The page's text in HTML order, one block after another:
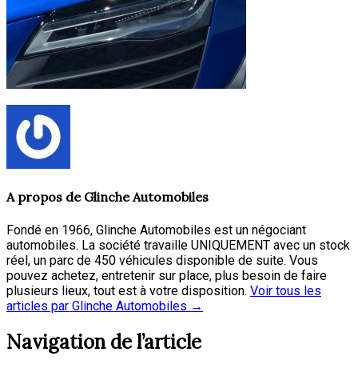
A propos de Glinche Automobiles
Fondé en 1966, Glinche Automobiles est un négociant
automobiles. La société travaille UNIQUEMENT avec un stock
réel, un parc de 450 véhicules disponible de suite. Vous
pouvez achetez, entretenir sur place, plus besoin de faire
plusieurs lieux, tout est à votre disposition. Voir tous les
articles par Glinche Automobiles →
Navigation de l’article